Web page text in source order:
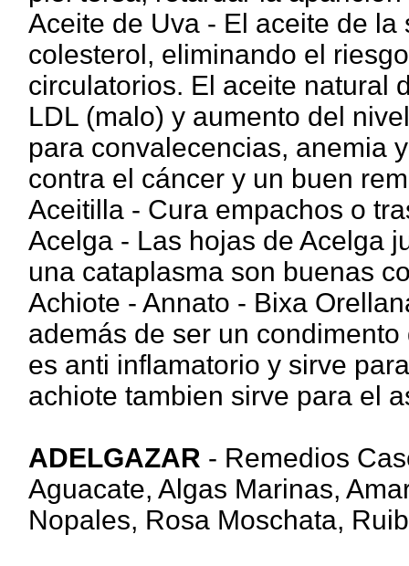
Aceite de Uva - El aceite de
colesterol, eliminando el
circulatorios. El aceite natural
LDL (malo) y aumento del
para convalecencias, anemia
contra el cáncer y un buen
Aceitilla - Cura empachos o
Acelga - Las hojas de Acelga
una cataplasma son buenas
Achiote - Annato - Bixa
además de ser un
es anti inflamatorio y sirve
achiote tambien sirve para el
ADELGAZAR - Remedios
Aguacate, Algas Marinas,
Nopales, Rosa Moschata,